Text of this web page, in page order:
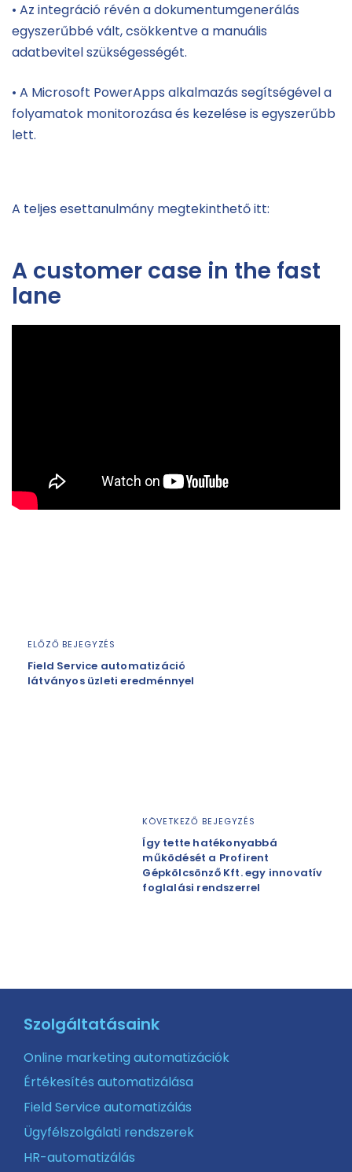
• Az integráció révén a dokumentumgenerálás
egyszerűbbé vált, csökkentve a manuális
adatbevitel szükségességét.
• A Microsoft PowerApps alkalmazás segítségével a
folyamatok monitorozása és kezelése is egyszerűbb
lett.
A teljes esettanulmány megtekinthető itt:
A customer case in the fast
lane
ELŐZŐ BEJEGYZÉS
Field Service automatizáció
látványos üzleti eredménnyel
KÖVETKEZŐ BEJEGYZÉS
Így tette hatékonyabbá
működését a Profirent
Gépkölcsönző Kft. egy innovatív
foglalási rendszerrel
Szolgáltatásaink
Online marketing automatizációk
Értékesítés automatizálása
Field Service automatizálás
Ügyfélszolgálati rendszerek
HR-automatizálás